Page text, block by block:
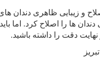
و زیبایی ظاهری دندان
ها را اصلاح کرد. اما
نهایت دقت را داشته باشید.